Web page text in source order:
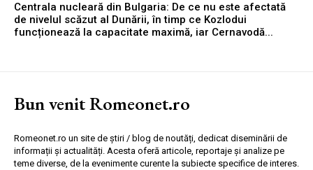
Centrala nucleară din Bulgaria: De ce nu este afectată
de nivelul scăzut al Dunării, în timp ce Kozlodui
funcționează la capacitate maximă, iar Cernavodă...
Bun venit Romeonet.ro
Romeonet.ro un site de știri / blog de noutăți, dedicat diseminării de
informații și actualități. Acesta oferă articole, reportaje și analize pe
teme diverse, de la evenimente curente la subiecte specifice de interes.